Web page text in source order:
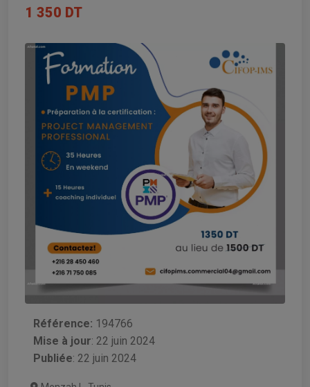
1 350 DT
Référence: 194766
Mise à jour: 22 juin 2024
Publiée: 22 juin 2024